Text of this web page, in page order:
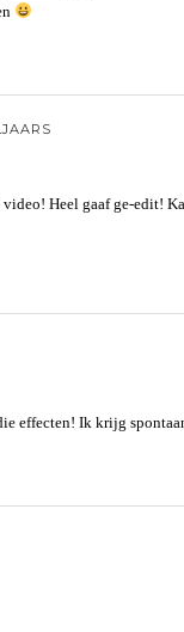
Heel gaaf ge-edit!
effecten! Ik krijg